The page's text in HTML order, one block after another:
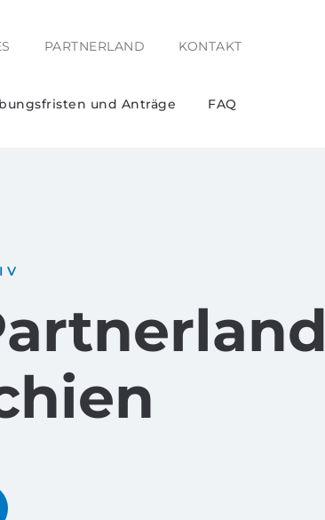
PARTNERLAND KONTAKT
und Anträge FAQ